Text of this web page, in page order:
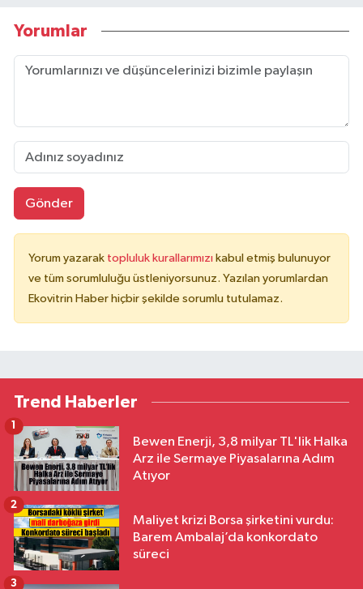
Yorumlar
Gönder
Yorum yazarak topluluk kurallarımızı kabul etmiş bulunuyor
ve tüm sorumluluğu üstleniyorsunuz. Yazılan yorumlardan
Ekovitrin Haber hiçbir şekilde sorumlu tutulamaz.
Trend Haberler
Bewen Enerji, 3,8 milyar TL'lik Halka
Arz ile Sermaye Piyasalarına Adım
Atıyor
1
Maliyet krizi Borsa şirketini vurdu:
Barem Ambalaj’da konkordato
süreci
2
3